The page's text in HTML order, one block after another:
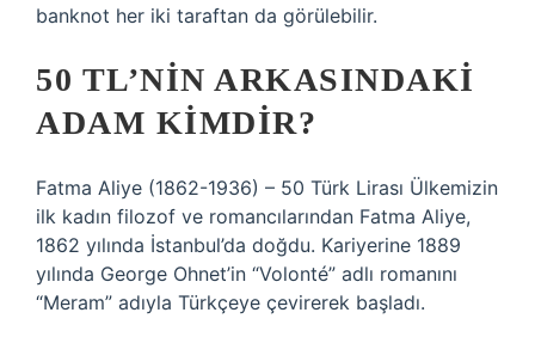
banknot her iki taraftan da görülebilir.
50 TL’NIN ARKASINDAKI
ADAM KIMDIR?
Fatma Aliye (1862-1936) – 50 Türk Lirası Ülkemizin
ilk kadın filozof ve romancılarından Fatma Aliye,
1862 yılında İstanbul’da doğdu. Kariyerine 1889
yılında George Ohnet’in “Volonté” adlı romanını
“Meram” adıyla Türkçeye çevirerek başladı.